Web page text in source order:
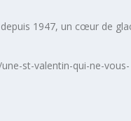
1947, un cœur de
st-valentin-qui-ne-vous-